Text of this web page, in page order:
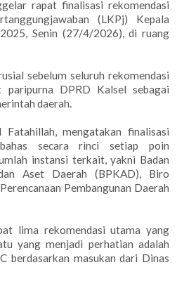
rapat finalisasi rekomendasi
(LKPj) Kepala
Senin (27/4/2026), di ruang
sebelum seluruh rekomendasi
paripurna DPRD Kalsel sebagai
daerah.
mengatakan finalisasi
secara rinci setiap poin
instansi terkait, yakni Badan
Aset Daerah (BPKAD), Biro
Pembangunan Daerah
lima rekomendasi utama yang
yang menjadi perhatian adalah
berdasarkan masukan dari Dinas